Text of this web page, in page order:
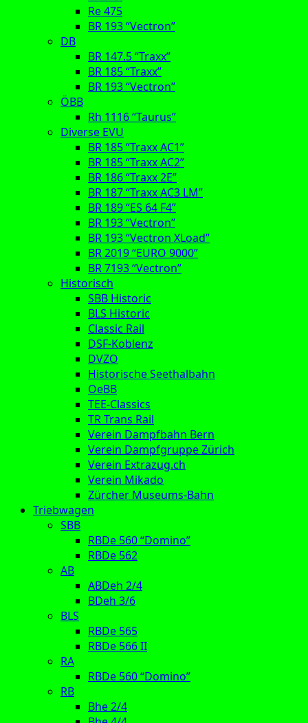
Re 475
BR 193 “Vectron”
DB
BR 147.5 “Traxx”
BR 185 “Traxx”
BR 193 “Vectron”
ÖBB
Rh 1116 “Taurus”
Diverse EVU
BR 185 “Traxx AC1”
BR 185 “Traxx AC2”
BR 186 “Traxx 2E”
BR 187 “Traxx AC3 LM”
BR 189 “ES 64 F4”
BR 193 “Vectron”
BR 193 “Vectron XLoad”
BR 2019 “EURO 9000”
BR 7193 “Vectron”
Historisch
SBB Historic
BLS Historic
Classic Rail
DSF-Koblenz
DVZO
Historische Seethalbahn
OeBB
TEE-Classics
TR Trans Rail
Verein Dampfbahn Bern
Verein Dampfgruppe Zürich
Verein Extrazug.ch
Verein Mikado
Zürcher Museums-Bahn
Triebwagen
SBB
RBDe 560 “Domino”
RBDe 562
AB
ABDeh 2/4
BDeh 3/6
BLS
RBDe 565
RBDe 566 II
RA
RBDe 560 “Domino”
RB
Bhe 2/4